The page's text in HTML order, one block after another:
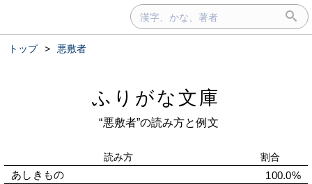
トップ > 悪敷者
ふりがな文庫
“悪敷者”の読み方と例文
読み方 割合
あしきもの 100.0%